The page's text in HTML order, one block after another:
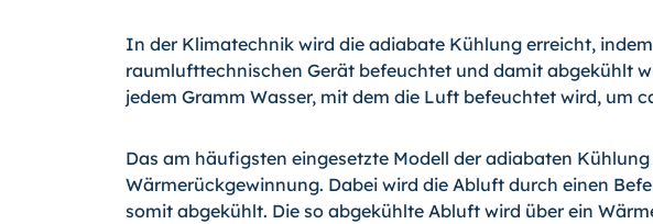
In der Klimatechnik wird die adiabate Kühlung erreicht,
raumlufttechnischen Gerät befeuchtet und damit abgekühlt
jedem Gramm Wasser, mit dem die Luft befeuchtet wird, um
Das am häufigsten eingesetzte Modell der adiabaten
Wärmerückgewinnung. Dabei wird die Abluft durch einen
somit abgekühlt. Die so abgekühlte Abluft wird über ein